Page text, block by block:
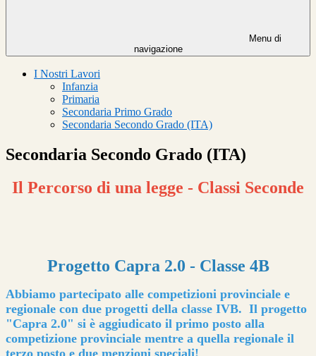
Menu di
navigazione
I Nostri Lavori
Infanzia
Primaria
Secondaria Primo Grado
Secondaria Secondo Grado (ITA)
Secondaria Secondo Grado (ITA)
Il Percorso di una legge - Classi Seconde
Progetto Capra 2.0 - Classe 4B
Abbiamo partecipato alle competizioni provinciale e
regionale con due progetti della classe IVB. Il progetto
"Capra 2.0" si è aggiudicato il primo posto alla
competizione provinciale mentre a quella regionale il